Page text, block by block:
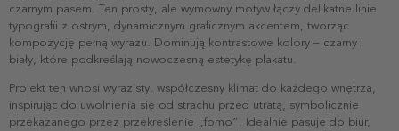
czarnym pasem. Ten prosty, ale wymowny motyw łączy delikatne linie
typografii z ostrym, dynamicznym graficznym akcentem, tworząc
kompozycję pełną wyrazu. Dominują kontrastowe kolory – czarny i
biały, które podkreślają nowoczesną estetykę plakatu.
Projekt ten wnosi wyrazisty, współczesny klimat do każdego wnętrza,
inspirując do uwolnienia się od strachu przed utratą, symbolicznie
przekazanego przez przekreślenie „fomo”. Idealnie pasuje do biur,